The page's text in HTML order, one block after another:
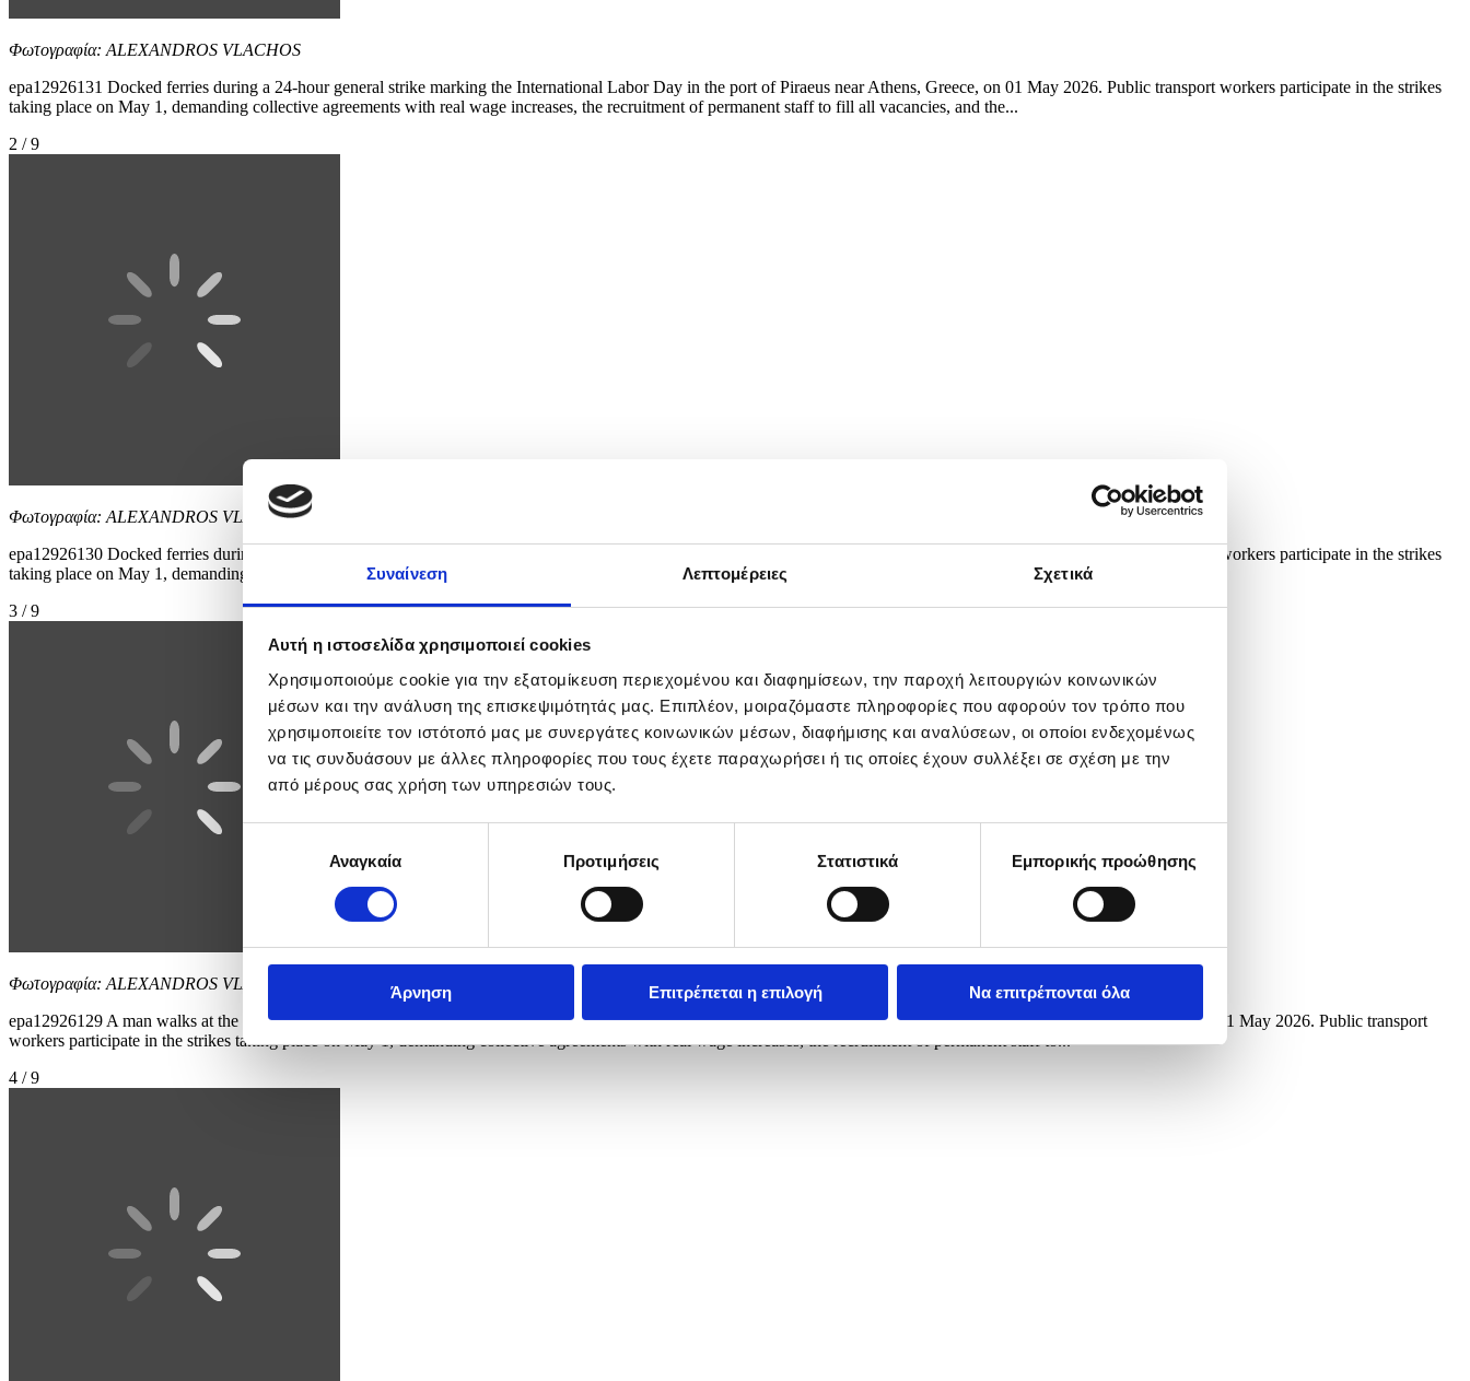
Συναίνεση Λεπτομέρειες Σχετικά
Αυτή η ιστοσελίδα χρησιμοποιεί cookies
Χρησιμοποιούμε cookie για την εξατομίκευση περιεχομένου και διαφημίσεων, την παροχή λειτουργιών κοινωνικών
μέσων και την ανάλυση της επισκεψιμότητάς μας. Επιπλέον, μοιραζόμαστε πληροφορίες που αφορούν τον τρόπο που
χρησιμοποιείτε τον ιστότοπό μας με συνεργάτες κοινωνικών μέσων, διαφήμισης και αναλύσεων, οι οποίοι ενδεχομένως
να τις συνδυάσουν με άλλες πληροφορίες που τους έχετε παραχωρήσει ή τις οποίες έχουν συλλέξει σε σχέση με την
από μέρους σας χρήση των υπηρεσιών τους.
συγκατάθεσηςΑναγκαία Προτιμήσεις Στατιστικά Εμπορικής προώθησης
Άρνηση Επιτρέπεται η επιλογή Να επιτρέπονται όλα
Φωτογραφία: ALEXANDROS VLACHOS
epa12926131 Docked ferries during a 24-hour general strike marking the International Labor Day in the port of Piraeus near Athens, Greece, on 01 May 2026. Public transport workers participate in the strikes
taking place on May 1, demanding collective agreements with real wage increases, the recruitment of permanent staff to fill all vacancies, and the...
2 / 9
Φωτογραφία: ALEXANDROS VLACHOS
epa12926130 Docked ferries during a 24-hour general strike marking the International Labor Day in the port of Piraeus near Athens, Greece, on 01 May 2026. Public transport workers participate in the strikes
taking place on May 1, demanding collective agreements with real wage increases, the recruitment of permanent staff to fill all vacancies, and the...
3 / 9
Φωτογραφία: ALEXANDROS VLACHOS
epa12926129 A man walks at the harbor past docked ferries during a 24-hour general strike marking the International Labor Day in the port of Piraeus near Athens, Greece, on 01 May 2026. Public transport
workers participate in the strikes taking place on May 1, demanding collective agreements with real wage increases, the recruitment of permanent staff to...
4 / 9